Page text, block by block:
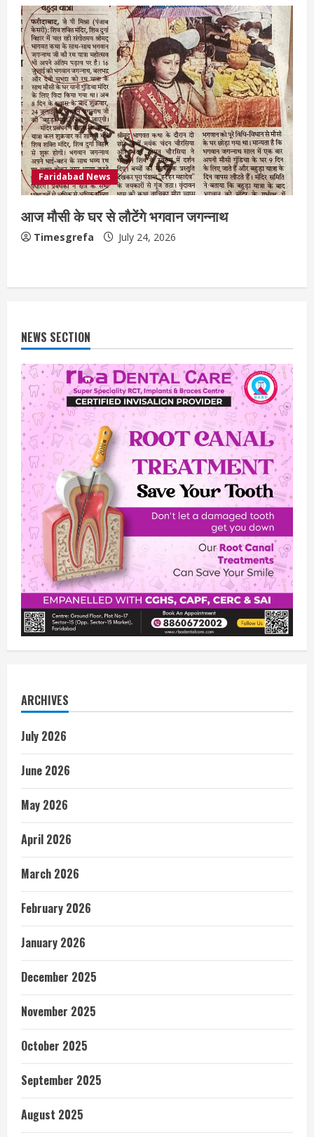
Faridabad News
आज मौसी के घर से लौटेंगे भगवान जगन्नाथ
Timesgrefa July 24, 2026
NEWS SECTION
ARCHIVES
July 2026
June 2026
May 2026
April 2026
March 2026
February 2026
January 2026
December 2025
November 2025
October 2025
September 2025
August 2025